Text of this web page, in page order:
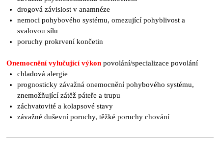
drogová závislost v anamnéze
nemoci pohybového systému, omezující pohyblivost a
svalovou sílu
poruchy prokrvení končetin
Onemocnění vylučující výkon povolání/specializace povolání
chladová alergie
prognosticky závažná onemocnění pohybového systému,
znemožňující zátěž páteře a trupu
záchvatovité a kolapsové stavy
závažné duševní poruchy, těžké poruchy chování